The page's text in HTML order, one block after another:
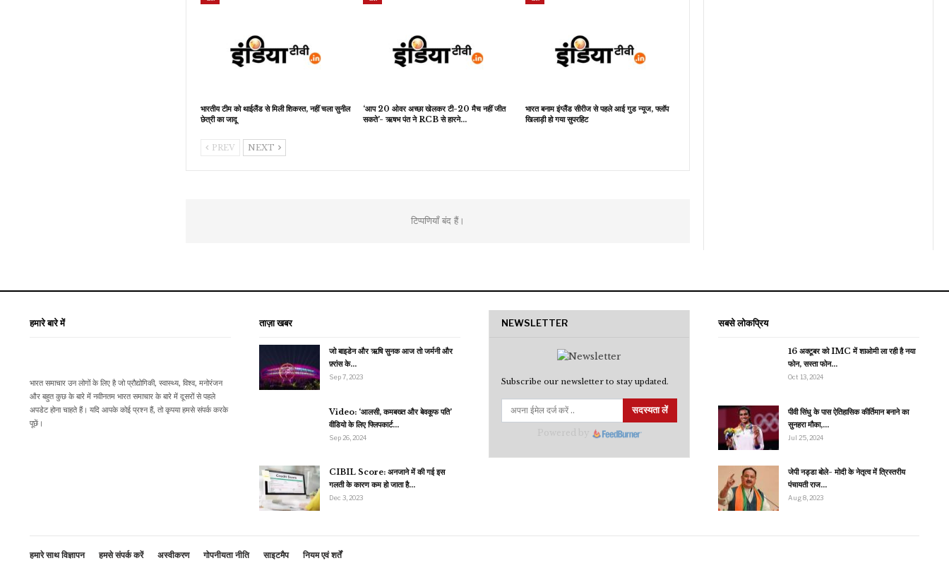
भारतीय टीम को थाईलैंड से मिली शिकस्त, नहीं चला सुनील
छेत्री का जादू
‘आप 20 ओवर अच्छा खेलकर टी-20 मैच नहीं जीत
सकते’- ऋषभ पंत ने RCB से हारने…
भारत बनाम इंग्लैंड सीरीज से पहले आई गुड न्यूज, फ्लॉप
खिलाड़ी हो गया सुपरहिट
PREV NEXT
टिप्पणियाँ बंद हैं।
हमारे बारे में
भारत समाचार उन लोगों के लिए है जो प्रौद्योगिकी, स्वास्थ्य, विश्व, मनोरंजन
और बहुत कुछ के बारे में नवीनतम भारत समाचार के बारे में दूसरों से पहले
अपडेट होना चाहते हैं। यदि आपके कोई प्रश्न हैं, तो कृपया हमसे संपर्क करके
पूछें।
ताज़ा खबर
जो बाइडेन और ऋषि सुनक आज तो जर्मनी और
फ़्रांस के…
Sep 7, 2023
Video: ‘आलसी, कमबख्त और बेवकूफ पति’
वीडियो के लिए फ्लिपकार्ट…
Sep 26, 2024
CIBIL Score: अनजाने में की गई इस
गलती के कारण कम हो जाता है…
Dec 3, 2023
NEWSLETTER
Subscribe our newsletter to stay updated.
सदस्यता लें
सबसे लोकप्रिय
16 अक्टूबर को IMC में शाओमी ला रही है नया
फोन, सस्ता फोन…
Oct 13, 2024
पीवी सिंधु के पास ऐतिहासिक कीर्तिमान बनाने का
सुनहरा मौका,…
Jul 25, 2024
जेपी नड्डा बोले- मोदी के नेतृत्व में त्रिस्तरीय
पंचायती राज…
Aug 8, 2023
हमारे साथ विज्ञापन हमसे संपर्क करें अस्वीकरण गोपनीयता नीति साइटमैप नियम एवं शर्तें